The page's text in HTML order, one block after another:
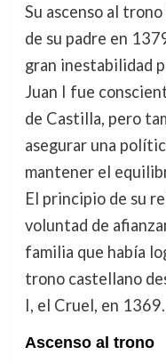
Su ascenso al
de su padre en
gran inestabilidad
Juan I fue
de Castilla, pero
asegurar una
mantener el
El principio de su
voluntad de
familia que había
trono castellano
I, el Cruel, en 1369.
Ascenso al trono